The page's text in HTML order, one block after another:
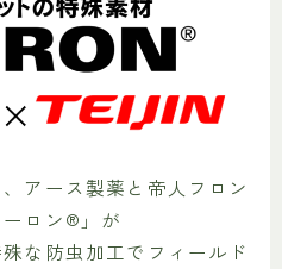
アース製薬と帝人フロン
ロン®」が
な防虫加工でフィールド